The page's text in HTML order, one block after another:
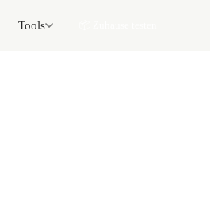
Tools